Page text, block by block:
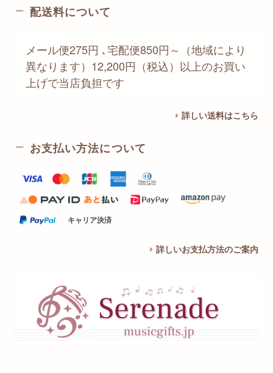
配送料について
メール便275円 ､宅配便850円～（地域により
異なります）12,200円（税込）以上のお買い
上げで当店負担です
詳しい送料はこちら
お支払い方法について
キャリア決済
詳しいお支払方法のご案内